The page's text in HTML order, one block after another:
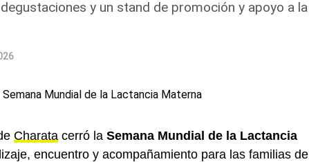
y un stand de promoción y apoyo a la
Charata cerró la Semana Mundial de la Lactancia
encuentro y acompañamiento para las familias de